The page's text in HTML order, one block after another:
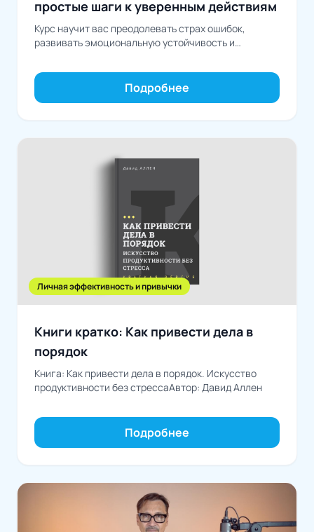
простые шаги к уверенным действиям
Курс научит вас преодолевать страх ошибок,
развивать эмоциональную устойчивость и
Подробнее
Личная эффективность и привычки
Книги кратко: Как привести дела в
порядок
Книга: Как привести дела в порядок. Искусство
продуктивности без стрессаАвтор: Давид Аллен
Подробнее